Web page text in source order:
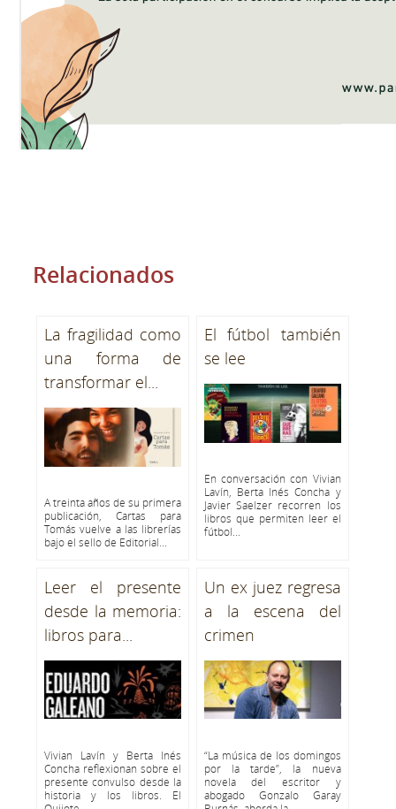
Relacionados
La fragilidad como
una forma de
transformar el...
A treinta años de su primera
publicación, Cartas para
Tomás vuelve a las librerías
bajo el sello de Editorial...
El fútbol también
se lee
En conversación con Vivian
Lavín, Berta Inés Concha y
Javier Saelzer recorren los
libros que permiten leer el
fútbol...
Leer el presente
desde la memoria:
libros para...
Vivian Lavín y Berta Inés
Concha reflexionan sobre el
presente convulso desde la
historia y los libros. El
Un ex juez regresa
a la escena del
crimen
“La música de los domingos
por la tarde”, la nueva
novela del escritor y
abogado Gonzalo Garay